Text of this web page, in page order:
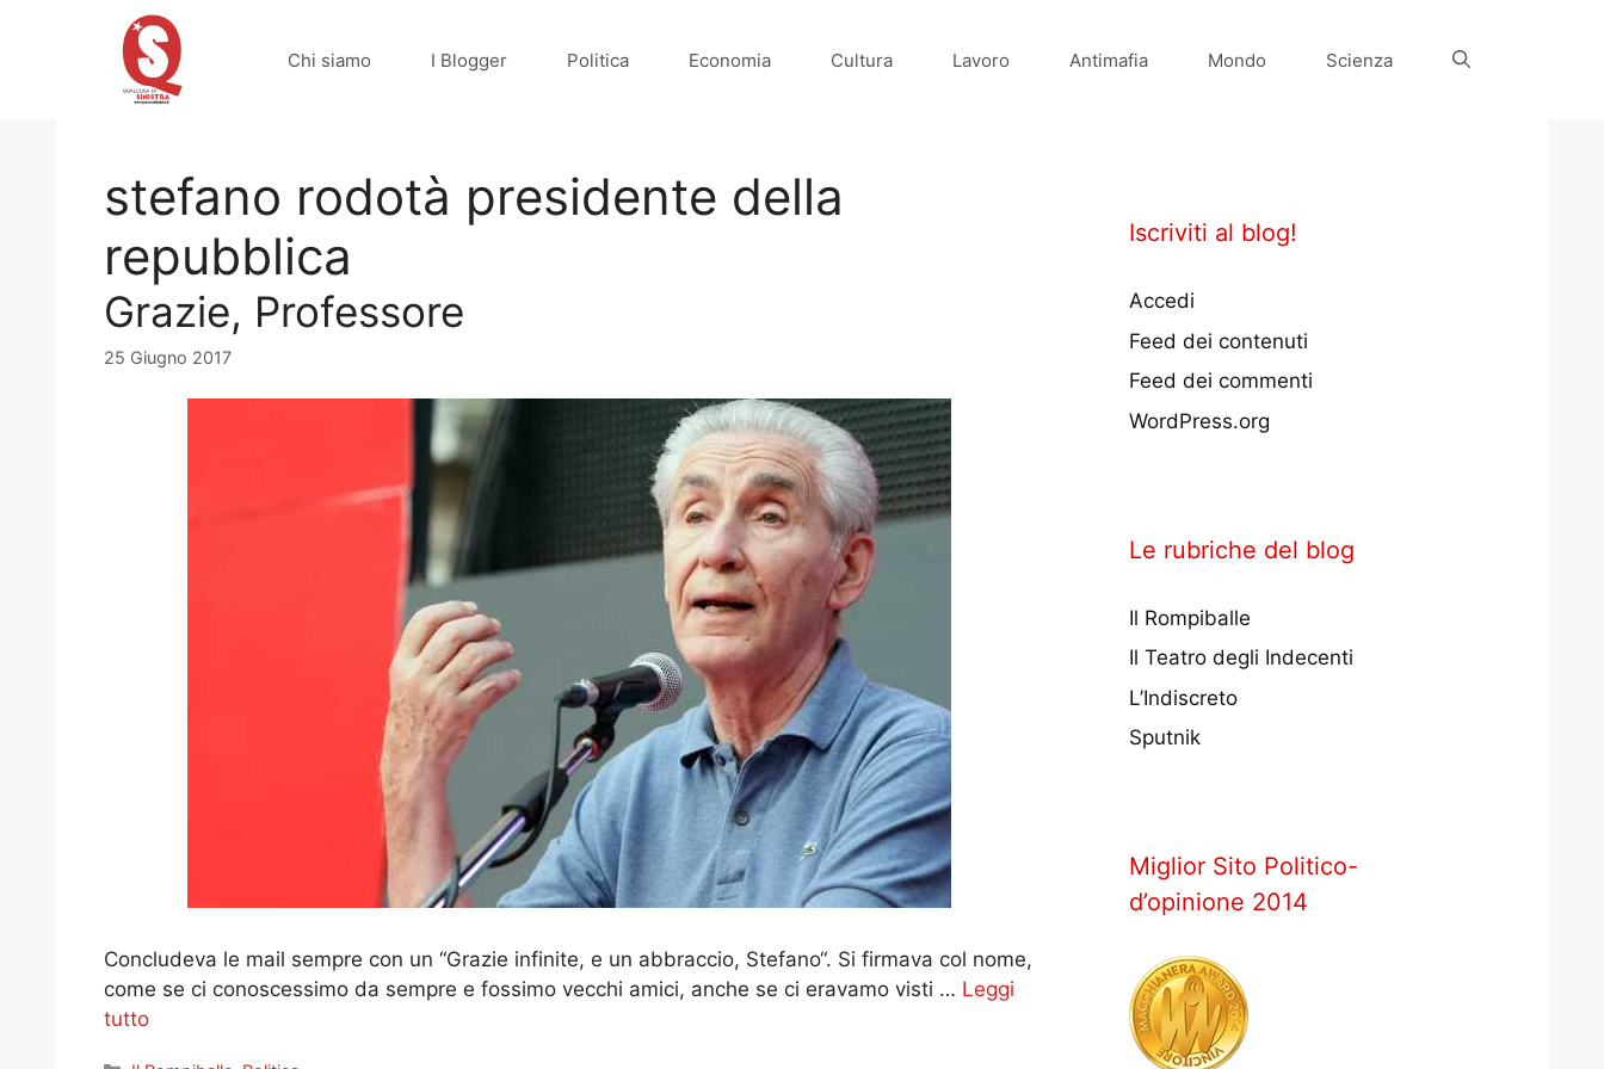
Chi siamo I Blogger Politica Economia Cultura Lavoro Antimafia Mondo Scienza
stefano rodotà presidente della
repubblica
Grazie, Professore
25 Giugno 2017
Concludeva le mail sempre con un “Grazie infinite, e un abbraccio, Stefano“. Si firmava col nome,
come se ci conoscessimo da sempre e fossimo vecchi amici, anche se ci eravamo visti … Leggi
tutto
Iscriviti al blog!
Accedi
Feed dei contenuti
Feed dei commenti
WordPress.org
Le rubriche del blog
Il Rompiballe
Il Teatro degli Indecenti
L’Indiscreto
Sputnik
Miglior Sito Politico-
d’opinione 2014